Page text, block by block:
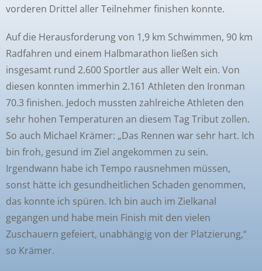
vorderen Drittel aller Teilnehmer finishen konnte.
Auf die Herausforderung von 1,9 km Schwimmen, 90 km
Radfahren und einem Halbmarathon ließen sich
insgesamt rund 2.600 Sportler aus aller Welt ein. Von
diesen konnten immerhin 2.161 Athleten den Ironman
70.3 finishen. Jedoch mussten zahlreiche Athleten den
sehr hohen Temperaturen an diesem Tag Tribut zollen.
So auch Michael Krämer: „Das Rennen war sehr hart. Ich
bin froh, gesund im Ziel angekommen zu sein.
Irgendwann habe ich Tempo rausnehmen müssen,
sonst hätte ich gesundheitlichen Schaden genommen,
das konnte ich spüren. Ich bin auch im Zielkanal
gegangen und habe mein Finish mit den vielen
Zuschauern gefeiert, unabhängig von der Platzierung,“
so Krämer.